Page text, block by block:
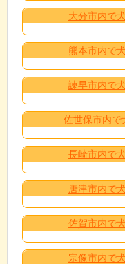
大分市内で
熊本市内で
諫早市内で
佐世保市内で
長崎市内で
唐津市内で
佐賀市内で
宗像市内で